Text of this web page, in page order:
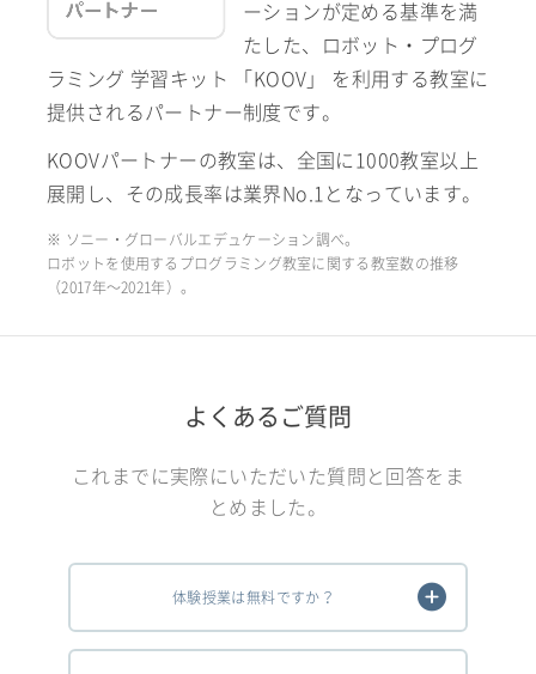
ーションが定める基準を満
たした、ロボット・プログ
ラミング 学習キット 「KOOV」 を利用する教室に
提供されるパートナー制度です。
KOOVパートナーの教室は、全国に1000教室以上
展開し、その成長率は業界No.1となっています。
※ ソニー・グローバルエデュケーション調べ。
ロボットを使用するプログラミング教室に関する教室数の推移
（2017年〜2021年）。
よくあるご質問
これまでに実際にいただいた質問と回答をま
とめました。
体験授業は無料ですか？